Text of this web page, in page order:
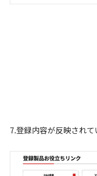
7.登録内容が反映され